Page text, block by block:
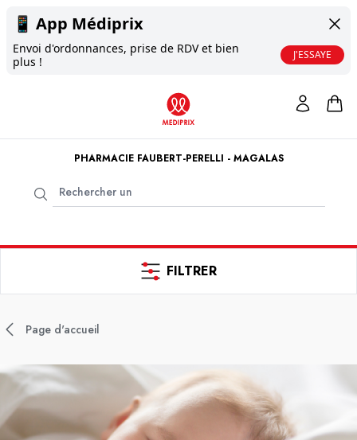
📱 App Médiprix
Envoi d'ordonnances, prise de RDV et bien
plus !
J'ESSAYE
PHARMACIE FAUBERT-PERELLI - MAGALAS
FILTRER
Page d'accueil